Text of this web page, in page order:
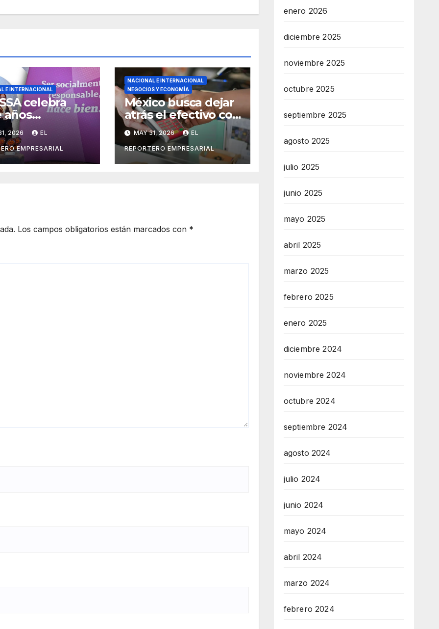
E INTERNACIONAL
celebra
años
como
2026 EL
EMPRESARIAL
NACIONAL E INTERNACIONAL
NEGOCIOS Y ECONOMÍA
México busca dejar
atrás el efectivo con
nueva alianza entre
banca y empresas
MAY 31, 2026 EL
REPORTERO EMPRESARIAL
Los campos obligatorios están marcados con *
enero 2026
diciembre 2025
noviembre 2025
octubre 2025
septiembre 2025
agosto 2025
julio 2025
junio 2025
mayo 2025
abril 2025
marzo 2025
febrero 2025
enero 2025
diciembre 2024
noviembre 2024
octubre 2024
septiembre 2024
agosto 2024
julio 2024
junio 2024
mayo 2024
abril 2024
marzo 2024
febrero 2024